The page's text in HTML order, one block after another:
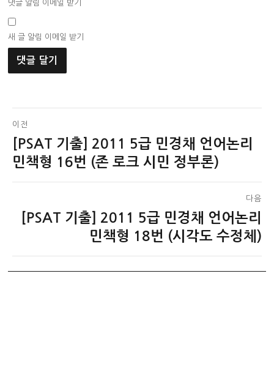
댓글 알림 이메일 받기
새 글 알림 이메일 받기
글
탐
색
이전
이
전
[PSAT 기출] 2011 5급 민경채 언어논리
민책형 16번 (존 로크 시민 정부론)
다음
[PSAT 기출] 2011 5급 민경채 언어논리
민책형 18번 (시각도 수정체)